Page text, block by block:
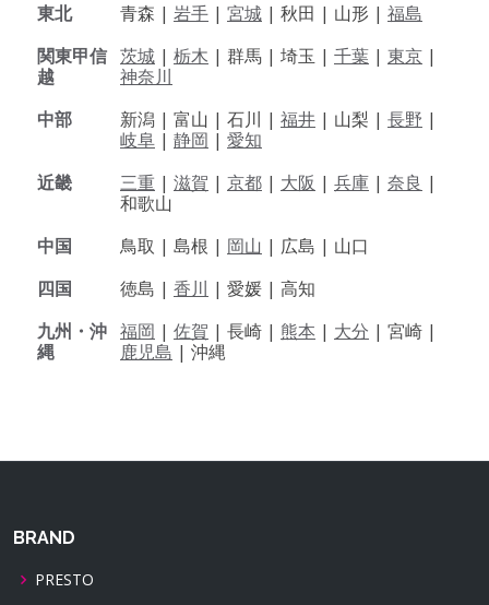
東北
青森 | 岩手 | 宮城 | 秋田 | 山形 | 福島
関東甲信
越
茨城 | 栃木 | 群馬 | 埼玉 | 千葉 | 東京 |
神奈川
中部
新潟 | 富山 | 石川 | 福井 | 山梨 | 長野 |
岐阜 | 静岡 | 愛知
近畿
三重 | 滋賀 | 京都 | 大阪 | 兵庫 | 奈良 |
和歌山
中国
鳥取 | 島根 | 岡山 | 広島 | 山口
四国
徳島 | 香川 | 愛媛 | 高知
九州・沖
縄
福岡 | 佐賀 | 長崎 | 熊本 | 大分 | 宮崎 |
鹿児島 | 沖縄
BRAND
PRESTO